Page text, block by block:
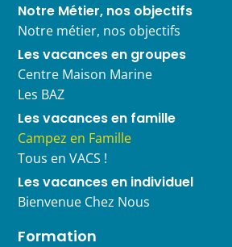
Notre Métier, nos objectifs
Notre métier, nos objectifs
Les vacances en groupes
Centre Maison Marine
Les BAZ
Les vacances en famille
Campez en Famille
Tous en VACS !
Les vacances en individuel
Bienvenue Chez Nous
Formation